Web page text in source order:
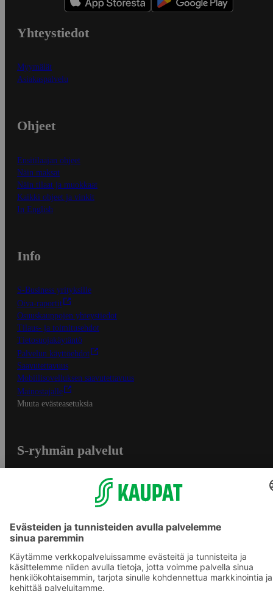
Yhteystiedot
Myymälät
Asiakaspalvelu
Ohjeet
Ensitilaajan ohjeet
Näin maksat
Näin tilaat ja muokkaat
Kaikki ohjeet ja vinkit
In English
Info
S-Business yrityksille
Oiva-raportit
Osuuskauppojen yhteystiedot
Tilaus- ja toimitusehdot
Tietosuojakäytäntö
Palvelun käyttöehdot
Saavutettavuus
Mobiilisovelluksen saavutettavuus
Mainostajalle
Muuta evästeasetuksia
S-ryhmän palvelut
S-ostoslista -sovellus
Prisma.fi
Sokos.fi
S-Pankki
Yhteishyvä